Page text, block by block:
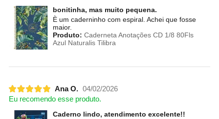
bonitinha, mas muito pequena.
È um caderninho com espiral. Achei que fosse
maior.
Produto: Caderneta Anotações CD 1/8 80Fls
Azul Naturalis Tilibra
Ana O. 04/02/2026
Eu recomendo esse produto.
Caderno lindo, atendimento excelente!!